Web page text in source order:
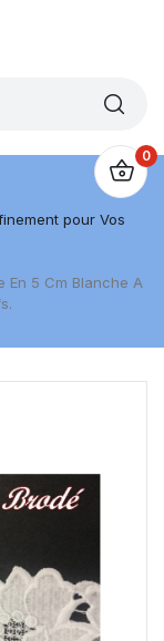
0
pour Vos
En 5 Cm Blanche A